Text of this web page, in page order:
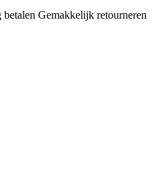
betalen Gemakkelijk retourneren